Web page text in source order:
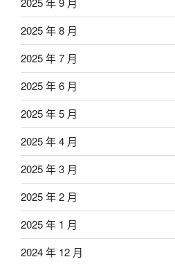
2025 年 8 月
2025 年 7 月
2025 年 6 月
2025 年 5 月
2025 年 4 月
2025 年 3 月
2025 年 2 月
2025 年 1 月
2024 年 12 月